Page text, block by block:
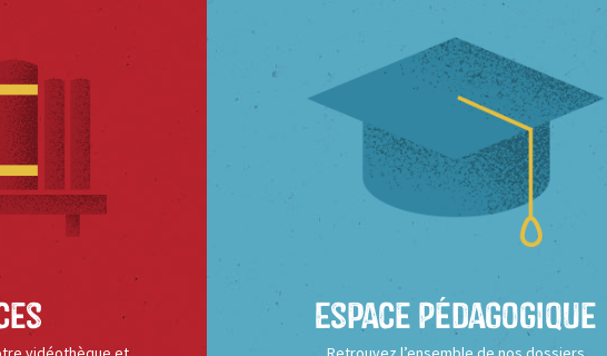
Espace Pédagogique